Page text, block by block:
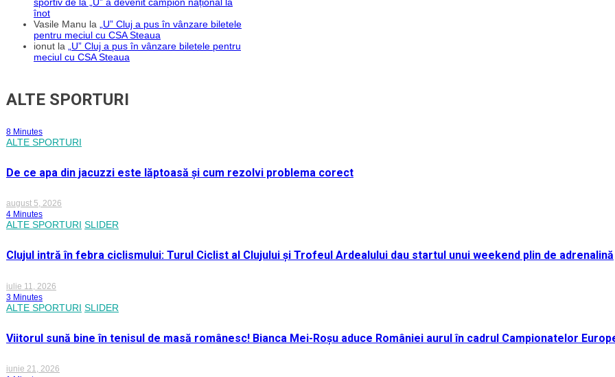
înot
Vasile Manu la
„U” Cluj a pus în vânzare biletele
pentru meciul cu CSA Steaua
ionut la
„U” Cluj a pus în vânzare biletele pentru
meciul cu CSA Steaua
ALTE SPORTURI
8 Minutes
ALTE SPORTURI
De ce apa din jacuzzi este lăptoasă și cum rezolvi problema corect
august 5, 2026
4 Minutes
ALTE SPORTURI SLIDER
Clujul intră în febra ciclismului: Turul Ciclist al Clujului și Trofeul Ardealului dau startul unui weekend plin de adrenalină
iulie 11, 2026
3 Minutes
ALTE SPORTURI SLIDER
Viitorul sună bine în tenisul de masă românesc! Bianca Mei-Roșu aduce României aurul în cadrul Campionatelor
iunie 21, 2026